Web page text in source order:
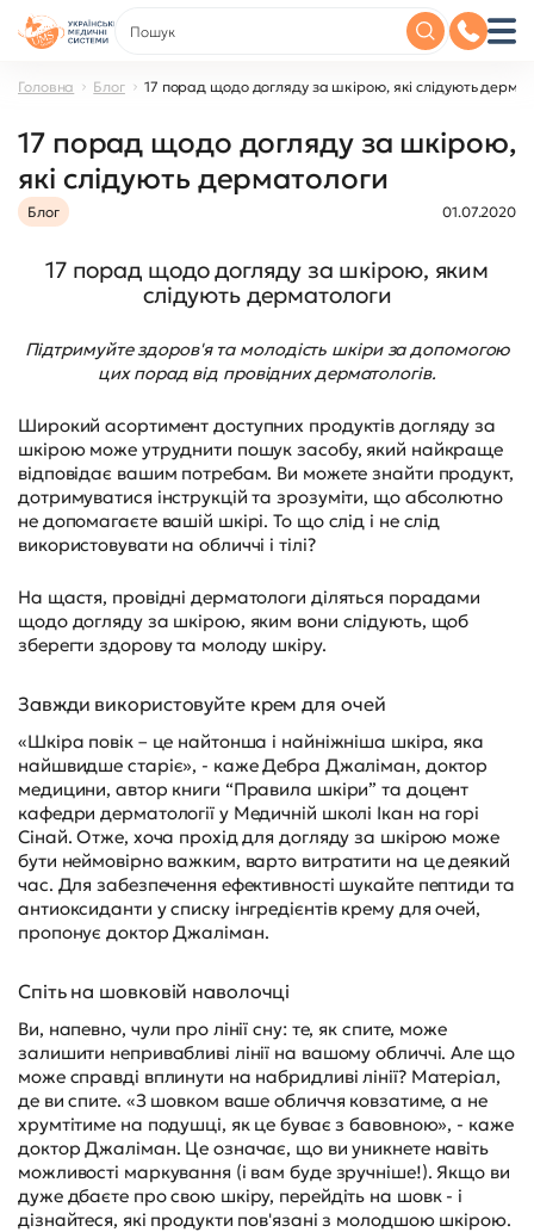
Головна Блог 17 порад щодо догляду за шкірою, які слідують
17 порад щодо догляду за шкірою,
які слідують дерматологи
Блог 01.07.2020
17 порад щодо догляду за шкірою, яким
слідують дерматологи
Підтримуйте здоров'я та молодість шкіри за допомогою
цих порад від провідних дерматологів.
Широкий асортимент доступних продуктів догляду за
шкірою може утруднити пошук засобу, який найкраще
відповідає вашим потребам. Ви можете знайти продукт,
дотримуватися інструкцій та зрозуміти, що абсолютно
не допомагаєте вашій шкірі. То що слід і не слід
використовувати на обличчі і тілі?
На щастя, провідні дерматологи діляться порадами
щодо догляду за шкірою, яким вони слідують, щоб
зберегти здорову та молоду шкіру.
Завжди використовуйте крем для очей
«Шкіра повік – це найтонша і найніжніша шкіра, яка
найшвидше старіє», - каже Дебра Джаліман, доктор
медицини, автор книги “Правила шкіри” та доцент
кафедри дерматології у Медичній школі Ікан на горі
Сінай. Отже, хоча прохід для догляду за шкірою може
бути неймовірно важким, варто витратити на це деякий
час. Для забезпечення ефективності шукайте пептиди та
антиоксиданти у списку інгредієнтів крему для очей,
пропонує доктор Джаліман.
Спіть на шовковій наволочці
Ви, напевно, чули про лінії сну: те, як спите, може
залишити непривабливі лінії на вашому обличчі. Але що
може справді вплинути на набридливі лінії? Матеріал,
де ви спите. «З шовком ваше обличчя ковзатиме, а не
хрумтітиме на подушці, як це буває з бавовною», - каже
доктор Джаліман. Це означає, що ви уникнете навіть
можливості маркування (і вам буде зручніше!). Якщо ви
дуже дбаєте про свою шкіру, перейдіть на шовк - і
дізнайтеся, які продукти пов'язані з молодшою шкірою.